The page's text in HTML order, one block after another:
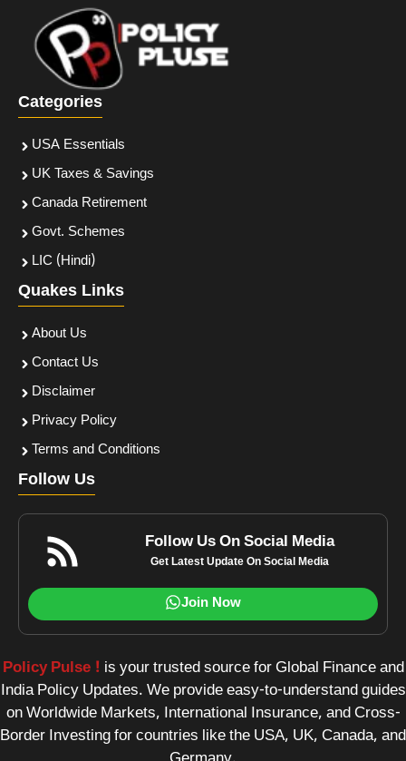
Categories
USA Essentials
UK Taxes & Savings
Canada Retirement
Govt. Schemes
LIC (Hindi)
Quakes Links
About Us
Contact Us
Disclaimer
Privacy Policy
Terms and Conditions
Follow Us
Follow Us On Social Media
Get Latest Update On Social Media
Join Now
Policy Pulse ! is your trusted source for Global Finance and
India Policy Updates. We provide easy-to-understand guides
on Worldwide Markets, International Insurance, and Cross-
Border Investing for countries like the USA, UK, Canada, and